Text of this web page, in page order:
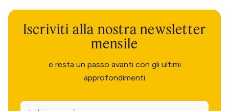
Iscriviti alla nostra newsletter
mensile
e resta un passo avanti con gli ultimi
approfondimenti